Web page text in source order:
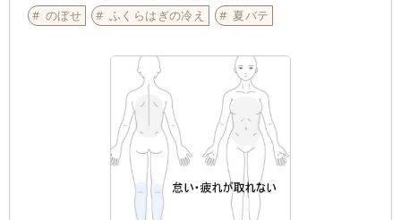
のぼせ ふくらはぎの冷え 夏バテ